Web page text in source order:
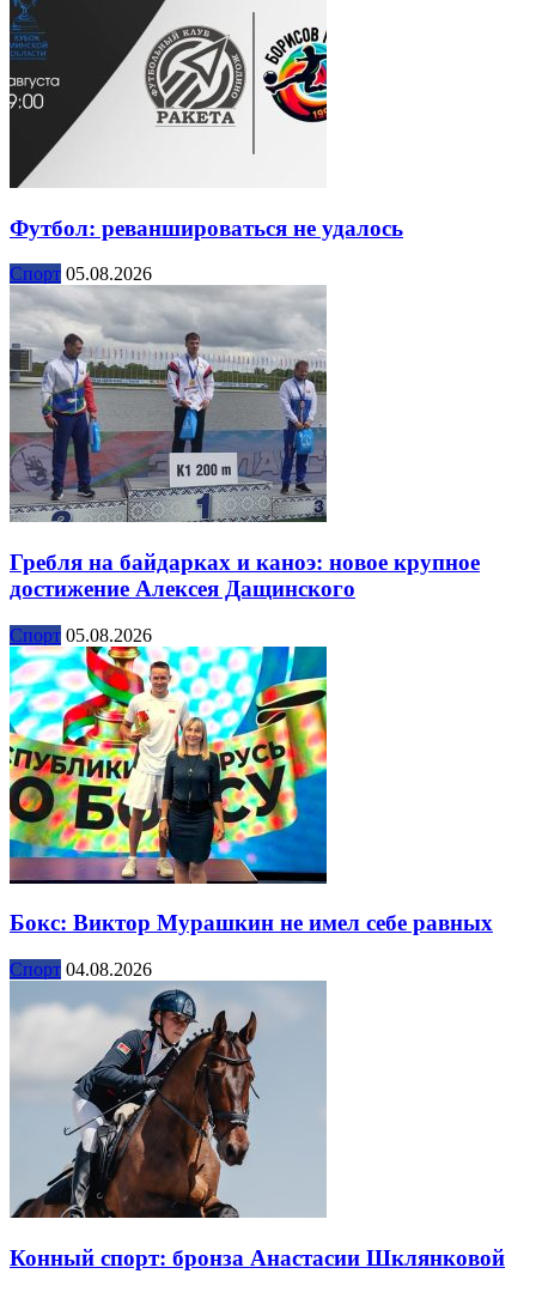
Футбол: реваншироваться не удалось
Спорт 05.08.2026
Гребля на байдарках и каноэ: новое крупное
достижение Алексея Дащинского
Спорт 05.08.2026
Бокс: Виктор Мурашкин не имел себе равных
Спорт 04.08.2026
Конный спорт: бронза Анастасии Шклянковой